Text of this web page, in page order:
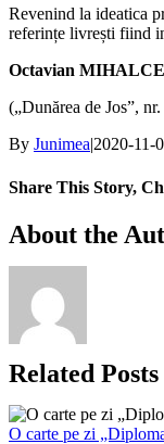
Revenind la ideatica
referințe livrești fiind
Octavian
(„Dunărea de Jos”,
By Junimea|2020-11-
Share This Story,
Facebook
X
Bluesky
Reddit
LinkedIn
WhatsApp
Telegram
Tumblr
Xing
Email
Copy
Link
About the
Related Posts
O carte pe zi